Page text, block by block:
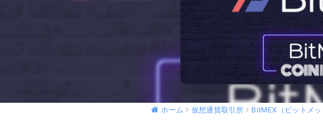
ホーム 仮想通貨取引所 BitMEX（ビットメッ